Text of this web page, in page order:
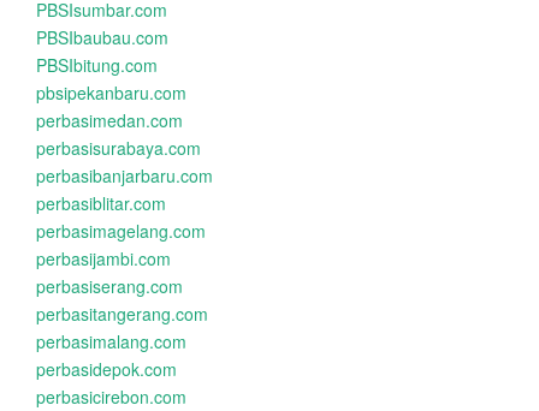
PBSIsumbar.com
PBSIbaubau.com
PBSIbitung.com
pbsipekanbaru.com
perbasimedan.com
perbasisurabaya.com
perbasibanjarbaru.com
perbasiblitar.com
perbasimagelang.com
perbasijambi.com
perbasiserang.com
perbasitangerang.com
perbasimalang.com
perbasidepok.com
perbasicirebon.com